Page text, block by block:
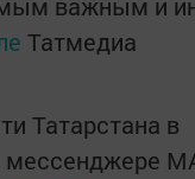
важным и
Татмедиа
Татарстана в
мессенджере